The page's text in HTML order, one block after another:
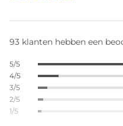
93 klanten hebben een
5/5
4/5
3/5
2/5
1/5